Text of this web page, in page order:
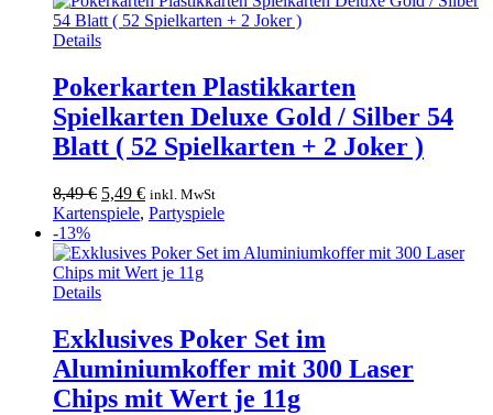
DetailsDieses
weist
mehrere
Varianten
auf.
Die
können
auf
Produktseite
gewählt
werden
Pokerkarten Plastikkarten
Spielkarten Deluxe Gold / Silber 54
Blatt ( 52 Spielkarten + 2 Joker )
8,49€ Ursprünglicher
Preis
8,49 €
5,49 €Aktueller
Preis
5,49 €.
inkl. MwSt
Kartenspiele, Partyspiele
-13%
Details
Exklusives Poker Set im
Aluminiumkoffer mit 300 Laser
Chips mit Wert je 11g